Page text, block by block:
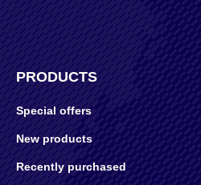
PRODUCTS
Special offers
New products
Recently purchased